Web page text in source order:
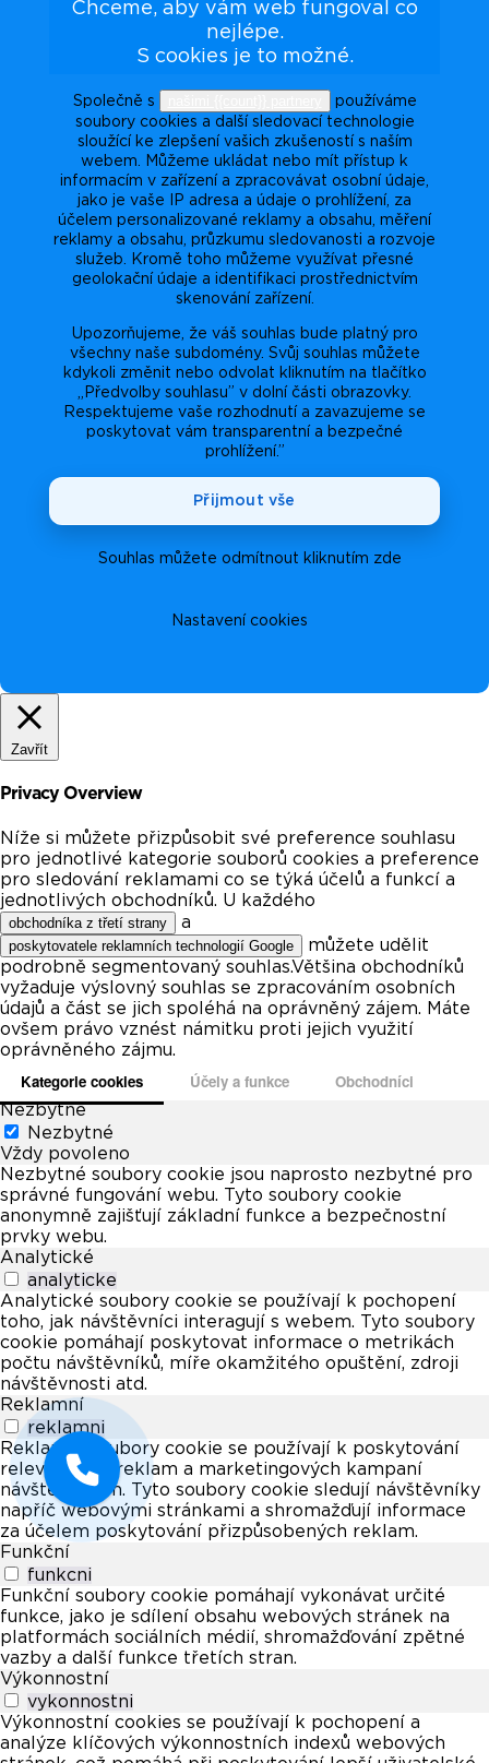
Chceme, aby vám web fungoval co
nejlépe.
S cookies je to možné.
Společně s
používáme
soubory cookies a další sledovací technologie
sloužící ke zlepšení vašich zkušeností s naším
webem. Můžeme ukládat nebo mít přístup k
informacím v zařízení a zpracovávat osobní údaje,
jako je vaše IP adresa a údaje o prohlížení, za
účelem personalizované reklamy a obsahu, měření
reklamy a obsahu, průzkumu sledovanosti a rozvoje
služeb. Kromě toho můžeme využívat přesné
geolokační údaje a identifikaci prostřednictvím
skenování zařízení.
Upozorňujeme, že váš souhlas bude platný pro
všechny naše subdomény. Svůj souhlas můžete
kdykoli změnit nebo odvolat kliknutím na tlačítko
„Předvolby souhlasu” v dolní části obrazovky.
Respektujeme vaše rozhodnutí a zavazujeme se
poskytovat vám transparentní a bezpečné
prohlížení.”
Nastavení cookies
Souhlas můžete odmítnout kliknutím zde
Přijmout vše
Zavřít
Privacy Overview
Níže si můžete přizpůsobit své preference souhlasu
pro jednotlivé kategorie souborů cookies a preference
pro sledování reklamami co se týká účelů a funkcí a
jednotlivých obchodníků. U každého
obchodníka z třetí strany a
poskytovatele reklamních technologií Google
můžete udělit
podrobně segmentovaný souhlas.Většina obchodníků
vyžaduje výslovný souhlas se zpracováním osobních
údajů a část se jich spoléhá na oprávněný zájem. Máte
ovšem právo vznést námitku proti jejich využití
oprávněného zájmu.
Kategorie cookies Účely a funkce Obchodníci
Nezbytné
Nezbytné
Vždy povoleno
Nezbytné soubory cookie jsou naprosto nezbytné pro
správné fungování webu. Tyto soubory cookie
anonymně zajišťují základní funkce a bezpečnostní
prvky webu.
Analytické
analyticke
Analytické soubory cookie se používají k pochopení
toho, jak návštěvníci interagují s webem. Tyto soubory
cookie pomáhají poskytovat informace o metrikách
počtu návštěvníků, míře okamžitého opuštění, zdroji
návštěvnosti atd.
Reklamní
reklamni
Reklamní soubory cookie se používají k poskytování
relevantních reklam a marketingových kampaní
návštěvníkům. Tyto soubory cookie sledují návštěvníky
napříč webovými stránkami a shromažďují informace
za účelem poskytování přizpůsobených reklam.
Funkční
funkcni
Funkční soubory cookie pomáhají vykonávat určité
funkce, jako je sdílení obsahu webových stránek na
platformách sociálních médií, shromažďování zpětné
vazby a další funkce třetích stran.
Výkonnostní
vykonnostni
Výkonnostní cookies se používají k pochopení a
analýze klíčových výkonnostních indexů webových